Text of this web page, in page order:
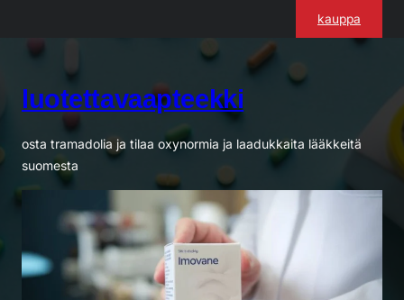
kauppa
luotettavaapteekki
osta tramadolia ja tilaa oxynormia ja laadukkaita lääkkeitä
suomesta